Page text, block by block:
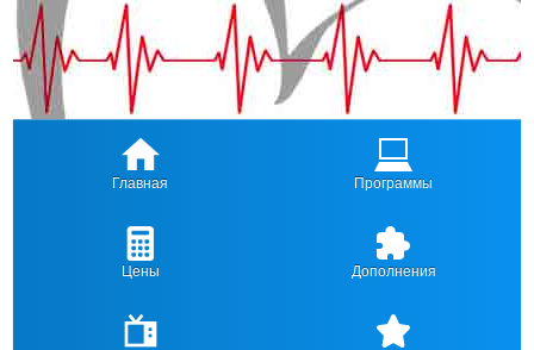
Главная Программы
Цены Дополнения